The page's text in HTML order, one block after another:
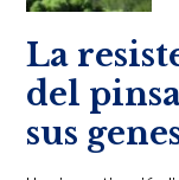
La
del
sus